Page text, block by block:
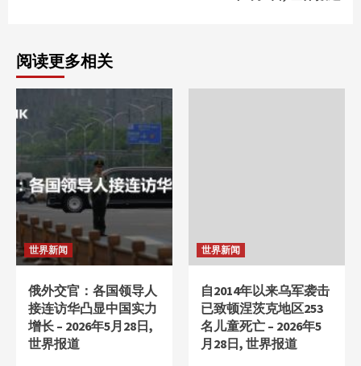
阅读更多相关
世界新闻
俄外交官：各国领导人
接连访华凸显中国实力
增长 – 2026年5月28日,
世界报道
世界新闻
自2014年以来乌军袭击
已致顿涅茨克地区253
名儿童死亡 – 2026年5
月28日, 世界报道